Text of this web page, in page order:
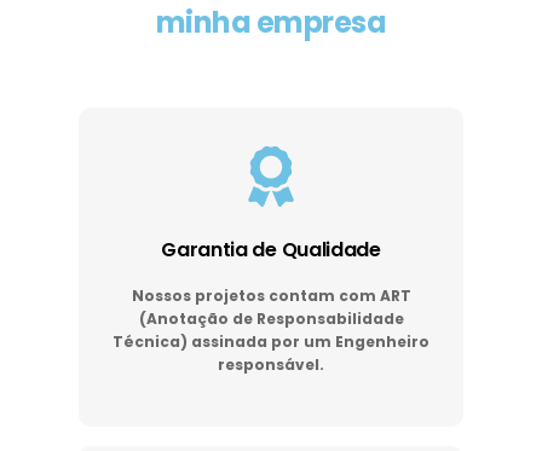
minha empresa
Garantia de Qualidade
Nossos projetos contam com ART
(Anotação de Responsabilidade
Técnica) assinada por um Engenheiro
responsável.